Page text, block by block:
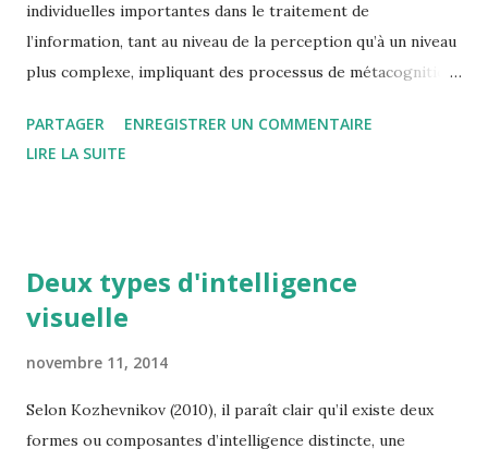
individuelles importantes dans le traitement de
l’information, tant au niveau de la perception qu’à un niveau
plus complexe, impliquant des processus de métacognition.
différences de style cognitif, l’existence d’un style visuel-
verbal, en relation certaine avec des processus mnésiques,
notamment une concordance entre le style cognitif et les
capacités. Les personnes qui déclaraient avoir une
de compétences effectives dans le domaine. Appliquée au
multimédia, la recherche sur les styles cognitifs peut
PARTAGER
ENREGISTRER UN COMMENTAIRE
LIRE LA SUITE
Deux types d'intelligence
visuelle
novembre 11, 2014
Selon Kozhevnikov (2010), il paraît clair qu’il existe deux
formes ou composantes d’intelligence distincte, une